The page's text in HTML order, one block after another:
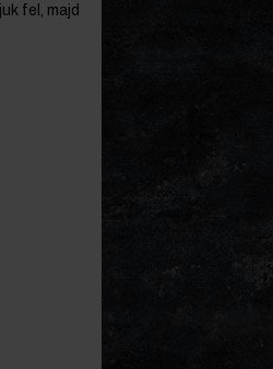
fel, majd